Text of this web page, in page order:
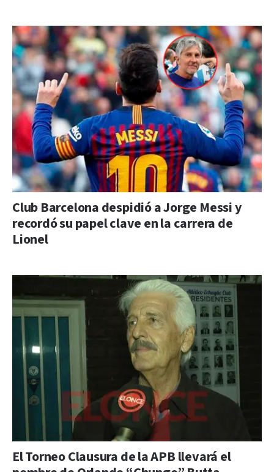
Club Barcelona despidió a Jorge Messi y
recordó su papel clave en la carrera de
Lionel
El Torneo Clausura de la APB llevará el